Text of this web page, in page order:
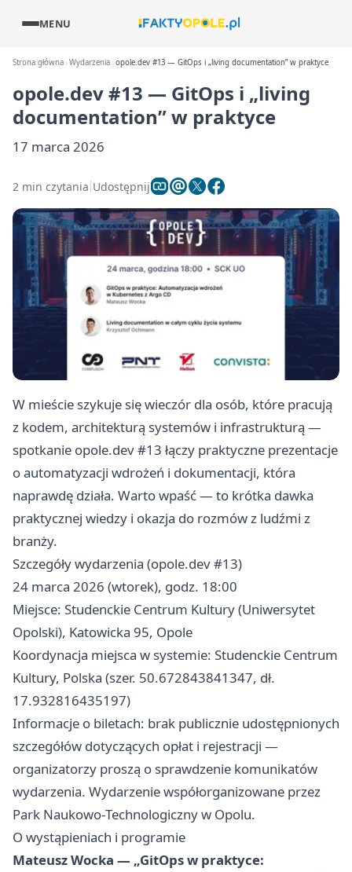
MENU
Strona główna Wydarzenia opole.dev #13 — GitOps i „living documentation” w praktyce
opole.dev #13 — GitOps i „living
documentation” w praktyce
17 marca 2026
2 min czytania Udostępnij
W mieście szykuje się wieczór dla osób, które pracują
z kodem, architekturą systemów i infrastrukturą —
spotkanie opole.dev #13 łączy praktyczne prezentacje
o automatyzacji wdrożeń i dokumentacji, która
naprawdę działa. Warto wpaść — to krótka dawka
praktycznej wiedzy i okazja do rozmów z ludźmi z
branży.
Szczegóły wydarzenia (opole.dev #13)
24 marca 2026 (wtorek), godz. 18:00
Miejsce: Studenckie Centrum Kultury (Uniwersytet
Opolski), Katowicka 95, Opole
Koordynacja miejsca w systemie: Studenckie Centrum
Kultury, Polska (szer. 50.672843841347, dł.
17.932816435197)
Informacje o biletach: brak publicznie udostępnionych
szczegółów dotyczących opłat i rejestracji —
organizatorzy proszą o sprawdzenie komunikatów
wydarzenia. Wydarzenie współorganizowane przez
Park Naukowo‑Technologiczny w Opolu.
O wystąpieniach i programie
Mateusz Wocka — „GitOps w praktyce: